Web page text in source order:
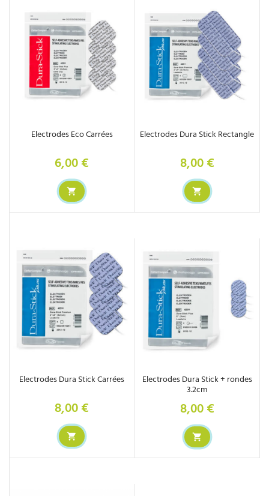
Electrodes Eco Carrées
Prix
6,00 €
Electrodes Dura Stick Rectangle
Prix
8,00 €
Electrodes Dura Stick Carrées
Prix
8,00 €
Electrodes Dura Stick + rondes
3.2cm
Prix
8,00 €